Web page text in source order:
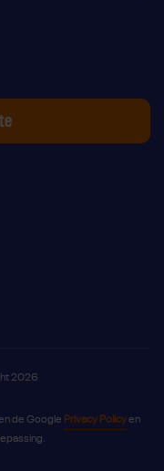
Instagram
op Youtube
Sporten op
2026
de Google Privacy Policyen